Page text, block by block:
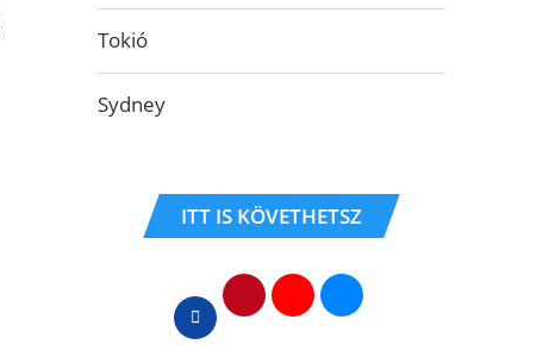
Tokió
Sydney
ITT IS KÖVETHETSZ